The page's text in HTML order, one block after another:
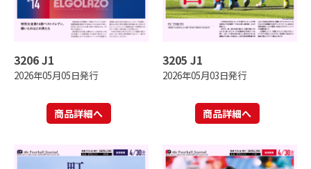
3206 J1
2026年05月05日発行
商品詳細へ
3205 J1
2026年05月03日発行
商品詳細へ